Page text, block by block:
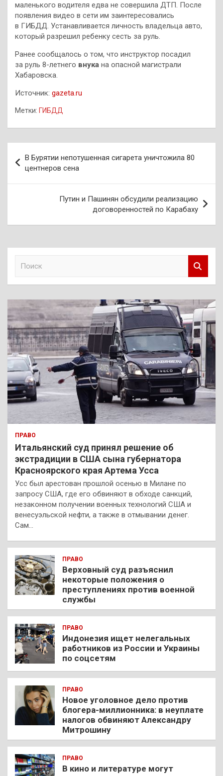
маленького водителя едва не совершила ДТП. После
появления видео в сети им заинтересовались
в ГИБДД. Устанавливается личность владельца авто,
который разрешил ребенку сесть за руль.
Ранее сообщалось о том, что инструктор посадил
за руль 8-летнего внука на опасной магистрали
Хабаровска.
Источник: gazeta.ru
Метки: ГИБДД
по
записям
В Бурятии непотушенная сигарета уничтожила 80
центнеров сена
Путин и Пашинян обсудили реализацию
договоренностей по Карабаху
к
ПРАВО
Итальянский суд принял решение об
экстрадиции в США сына губернатора
Красноярского края Артема Усса
Усс был арестован прошлой осенью в Милане по
запросу США, где его обвиняют в обходе санкций,
незаконном получении военных технологий США и
венесуэльской нефти, а также в отмывании денег.
Сам…
ПРАВО
Верховный суд разъяснил
некоторые положения о
преступлениях против военной
службы
ПРАВО
Индонезия ищет нелегальных
работников из России и Украины
по соцсетям
ПРАВО
Новое уголовное дело против
блогера-миллионника: в неуплате
налогов обвиняют Александру
Митрошину
ПРАВО
В кино и литературе могут